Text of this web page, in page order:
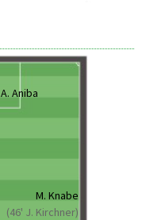
A. Aniba
M. Knabe
(46' J. Kirchner)